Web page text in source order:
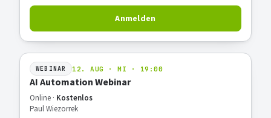
Anmelden
WEBINAR 12. AUG · MI · 19:00
AI Automation Webinar
Online · Kostenlos
Paul Wiezorrek